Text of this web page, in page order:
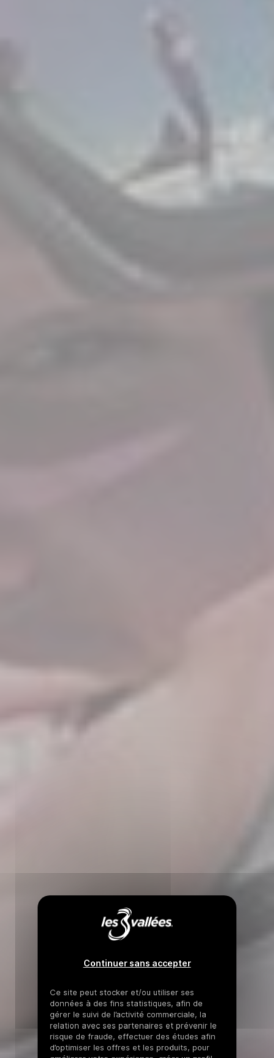
Continuer sans accepter
Ce site peut stocker et/ou utiliser ses
données à des fins statistiques, afin de
gérer le suivi de l’activité commerciale, la
relation avec ses partenaires et prévenir le
risque de fraude, effectuer des études afin
d’optimiser les offres et les produits, pour